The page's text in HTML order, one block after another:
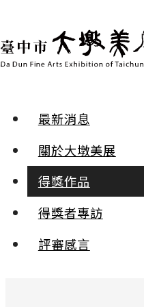
最新消息
關於大墩美展
得獎作品
得獎者專訪
評審感言
水彩 | 入選
冬日‧小溪的